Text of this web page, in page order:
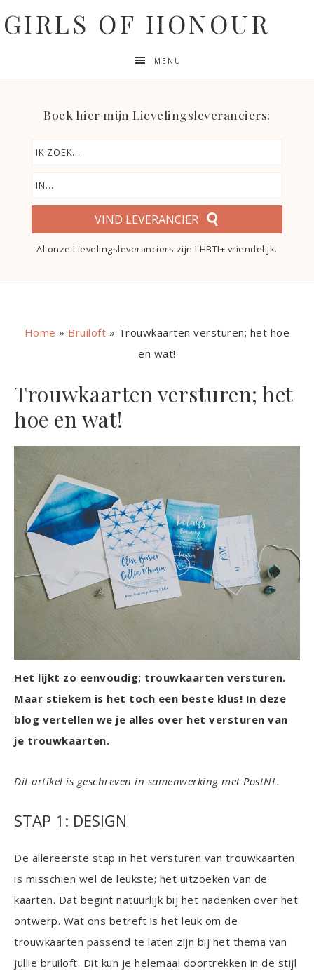
GIRLS OF HONOUR
MENU
Boek hier mijn Lievelingsleveranciers:
VIND LEVERANCIER
Al onze Lievelingsleveranciers zijn LHBTI+ vriendelijk.
Home » Bruiloft » Trouwkaarten versturen; het hoe
en wat!
Trouwkaarten versturen; het
hoe en wat!
Het lijkt zo eenvoudig; trouwkaarten versturen.
Maar stiekem is het toch een beste klus! In deze
blog vertellen we je alles over het versturen van
je trouwkaarten.
Dit artikel is geschreven in samenwerking met PostNL.
STAP 1: DESIGN
De allereerste stap in het versturen van trouwkaarten
is misschien wel de leukste; het uitzoeken van de
kaarten. Dat begint natuurlijk bij het nadenken over het
ontwerp. Wat ons betreft is het leuk om de
trouwkaarten passend te laten zijn bij het thema van
jullie bruiloft. Dit kun je helemaal doortrekken in de stijl